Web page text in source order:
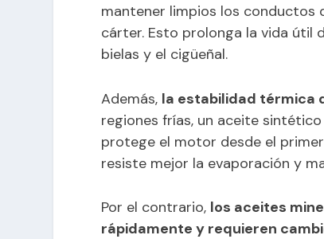
mantener limpios los conductos
cárter. Esto prolonga la vida útil
bielas y el cigüeñal.
Además, la estabilidad térmica
regiones frías, un aceite
protege el motor desde el
resiste mejor la evaporación y
Por el contrario, los aceites
rápidamente y requieren